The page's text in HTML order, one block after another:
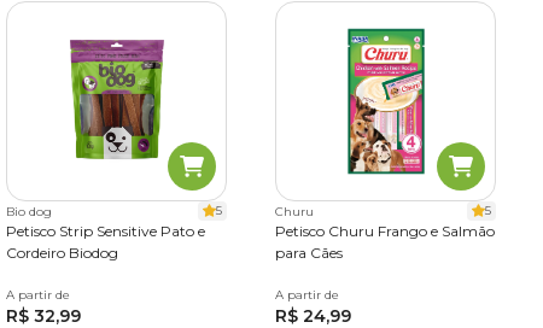
Bio dog 5
Petisco Strip Sensitive Pato e
Cordeiro Biodog
100 g
A partir de
R$ 32,99
Churu 5
Petisco Churu Frango e Salmão
para Cães
56 g
A partir de
R$ 24,99